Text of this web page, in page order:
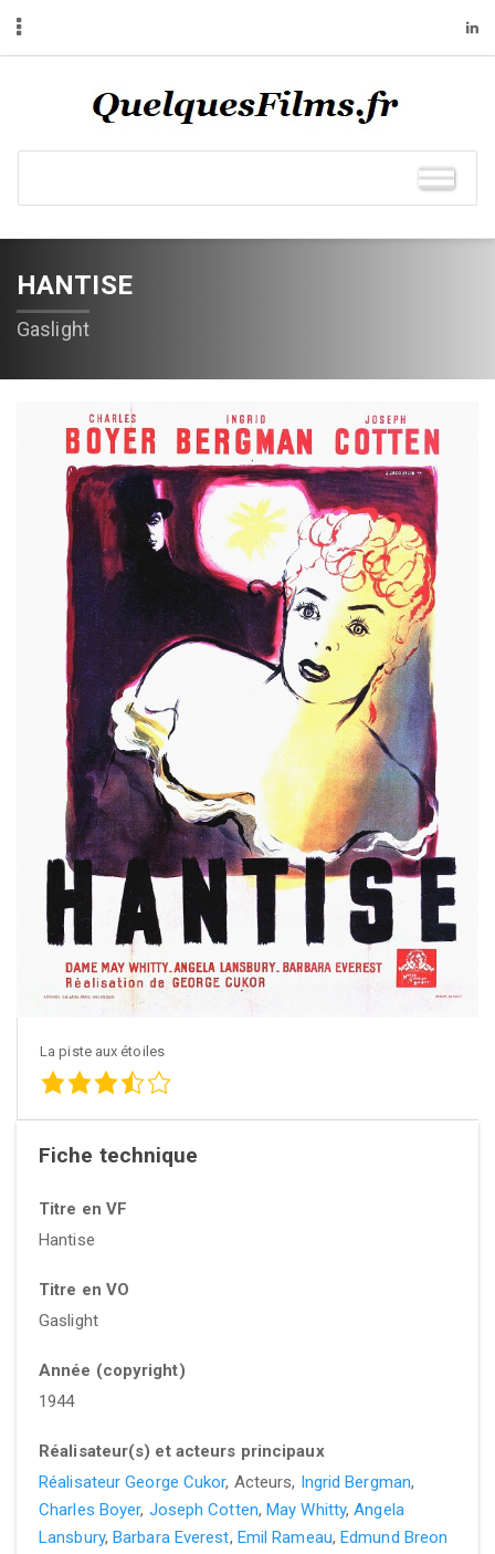
HANTISE
Gaslight
La piste aux étoiles
Fiche technique
Titre en VF
Hantise
Titre en VO
Gaslight
Année (copyright)
1944
Réalisateur(s) et acteurs principaux
Réalisateur George Cukor, Acteurs, Ingrid Bergman,
Charles Boyer, Joseph Cotten,May Whitty,Angela
Lansbury,Barbara Everest, Emil Rameau,Edmund Breon